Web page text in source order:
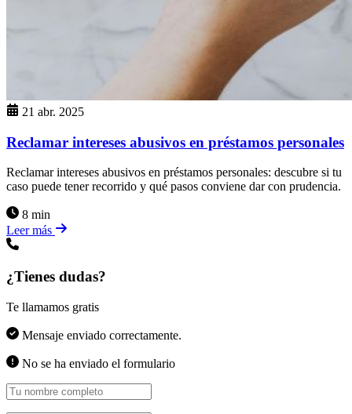
21 abr. 2025
Reclamar intereses abusivos en préstamos personales
Reclamar intereses abusivos en préstamos personales: descubre si tu
caso puede tener recorrido y qué pasos conviene dar con prudencia.
8 min
Leer más
¿Tienes dudas?
Te llamamos gratis
Mensaje enviado correctamente.
No se ha enviado el formulario